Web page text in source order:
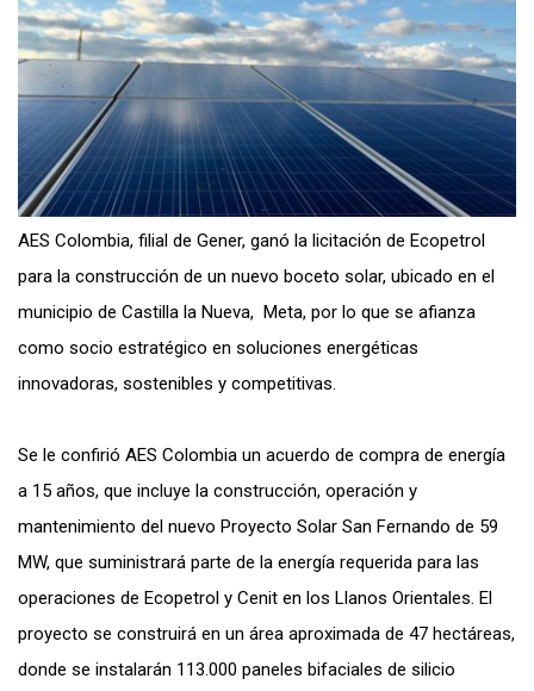
AES Colombia, filial de Gener, ganó la licitación de Ecopetrol
para la construcción de un nuevo boceto solar, ubicado en el
municipio de Castilla la Nueva, Meta, por lo que se afianza
como socio estratégico en soluciones energéticas
innovadoras, sostenibles y competitivas.
Se le confirió AES Colombia un acuerdo de compra de energía
a 15 años, que incluye la construcción, operación y
mantenimiento del nuevo Proyecto Solar San Fernando de 59
MW, que suministrará parte de la energía requerida para las
operaciones de Ecopetrol y Cenit en los Llanos Orientales. El
proyecto se construirá en un área aproximada de 47 hectáreas,
donde se instalarán 113.000 paneles bifaciales de silicio